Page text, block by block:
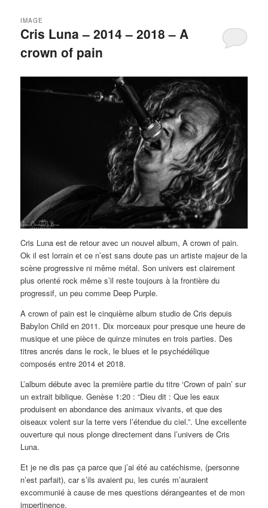
Cris Luna – 2014 – 2018 – A
crown of pain
IMAGE
Cris Luna est de retour avec un nouvel album, A crown of pain.
Ok il est lorrain et ce n’est sans doute pas un artiste majeur de la
scène progressive ni même métal. Son univers est clairement
plus orienté rock même s’il reste toujours à la frontière du
progressif, un peu comme Deep Purple.
A crown of pain est le cinquième album studio de Cris depuis
Babylon Child en 2011. Dix morceaux pour presque une heure de
musique et une pièce de quinze minutes en trois parties. Des
titres ancrés dans le rock, le blues et le psychédélique
composés entre 2014 et 2018.
L’album débute avec la première partie du titre ‘Crown of pain’ sur
un extrait biblique. Genèse 1:20 : “Dieu dit : Que les eaux
produisent en abondance des animaux vivants, et que des
oiseaux volent sur la terre vers l’étendue du ciel.”. Une excellente
ouverture qui nous plonge directement dans l’univers de Cris
Luna.
Et je ne dis pas ça parce que j’ai été au catéchisme, (personne
n’est parfait), car s’ils avaient pu, les curés m’auraient
excommunié à cause de mes questions dérangeantes et de mon
impertinence.